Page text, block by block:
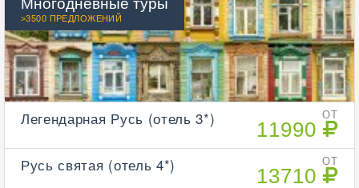
>3500 ПРЕДЛОЖЕНИЙ
ОТ
11990
Легендарная Русь (отель 3*)
ОТ
13710
Русь святая (отель 4*)